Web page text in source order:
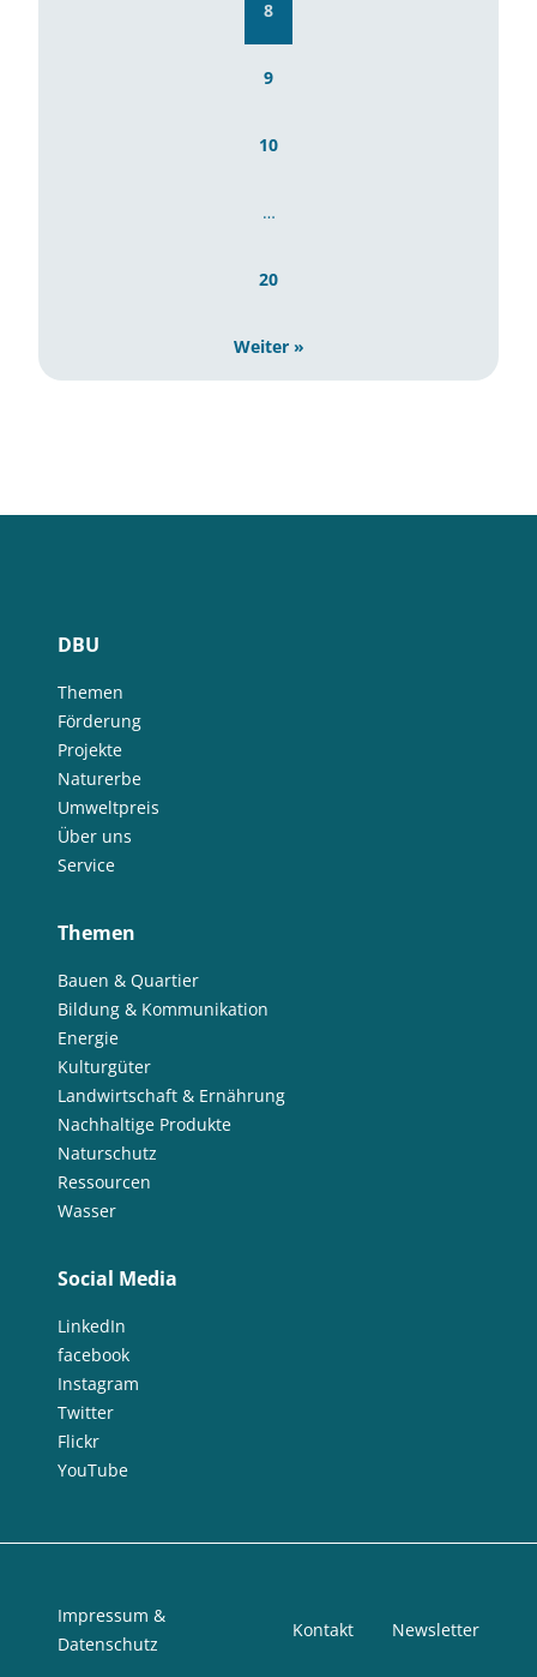
8
9
10
…
20
Weiter »
DBU
Themen
Förderung
Projekte
Naturerbe
Umweltpreis
Über uns
Service
Themen
Bauen & Quartier
Bildung & Kommunikation
Energie
Kulturgüter
Landwirtschaft & Ernährung
Nachhaltige Produkte
Naturschutz
Ressourcen
Wasser
Social Media
LinkedIn
facebook
Instagram
Twitter
Flickr
YouTube
Impressum &
Datenschutz
Kontakt Newsletter